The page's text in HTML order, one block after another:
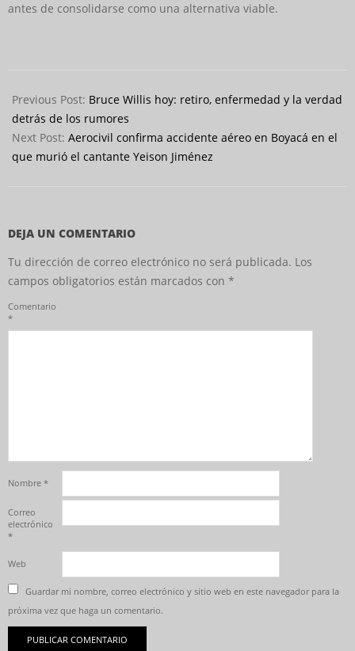
antes de consolidarse como una alternativa viable.
01-
10
Previous Post: Bruce Willis hoy: retiro, enfermedad y la verdad
detrás de los rumores
Next Post: Aerocivil confirma accidente aéreo en Boyacá en el
que murió el cantante Yeison Jiménez
DEJA UN COMENTARIO
Tu dirección de correo electrónico no será publicada. Los
campos obligatorios están marcados con *
Comentario
*
Nombre *
Correo
electrónico
*
Web
Guardar mi nombre, correo electrónico y sitio web en este navegador para la
próxima vez que haga un comentario.